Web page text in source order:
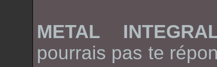
METAL
pourrais pas te